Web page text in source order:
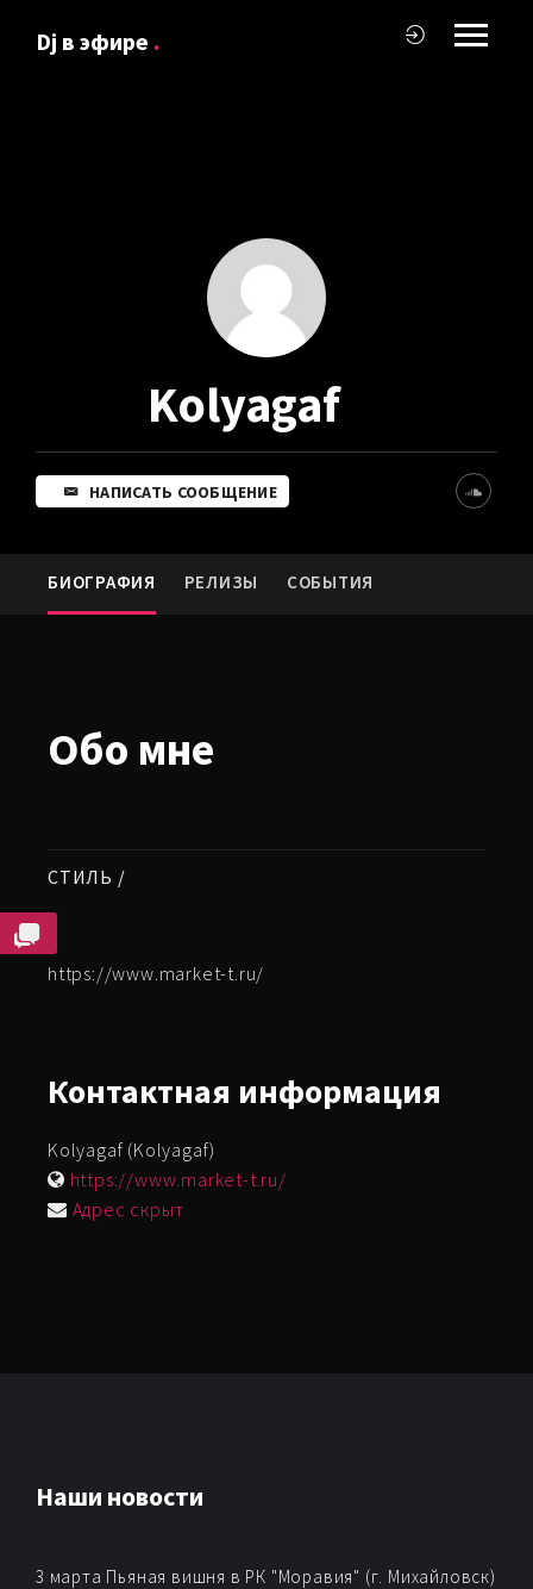
Dj в эфире .
Kolyagaf
НАПИСАТЬ СООБЩЕНИЕ
БИОГРАФИЯ РЕЛИЗЫ СОБЫТИЯ
Обо мне
СТИЛЬ /
https://www.market-t.ru/
Контактная информация
Kolyagaf (Kolyagaf)
https://www.market-t.ru/
Адрес скрыт
Наши новости
3 марта Пьяная вишня в РК "Моравия" (г. Михайловск)